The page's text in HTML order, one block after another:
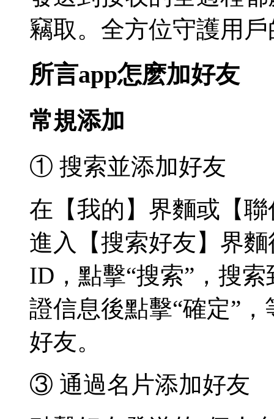
竊取。全方位守護用
所言app怎麽加好友
常規添加
① 搜索並添加好友
在【我的】界麵或【
進入【搜索好友】界
ID，點擊“搜索”，搜
證信息後點擊“確定”
好友。
③ 通過名片添加好友